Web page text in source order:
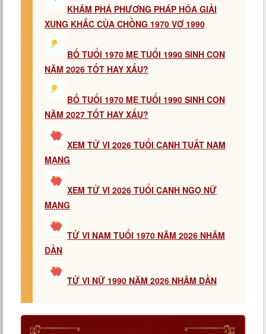
KHÁM PHÁ PHƯƠNG PHÁP HÓA GIẢI
XUNG KHẮC CỦA CHỒNG 1970 VỢ 1990
BỐ TUỔI 1970 MẸ TUỔI 1990 SINH CON
NĂM 2026 TỐT HAY XẤU?
BỐ TUỔI 1970 MẸ TUỔI 1990 SINH CON
NĂM 2027 TỐT HAY XẤU?
XEM TỬ VI 2026 TUỔI CANH TUẤT NAM
MẠNG
XEM TỬ VI 2026 TUỔI CANH NGỌ NỮ
MẠNG
TỬ VI NAM TUỔI 1970 NĂM 2026 NHÂM
DẦN
TỬ VI NỮ 1990 NĂM 2026 NHÂM DẦN